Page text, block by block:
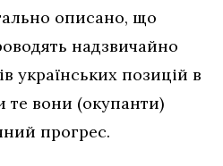
описано, що
надзвичайно
українських позицій в
те вони (окупанти)
прогрес.